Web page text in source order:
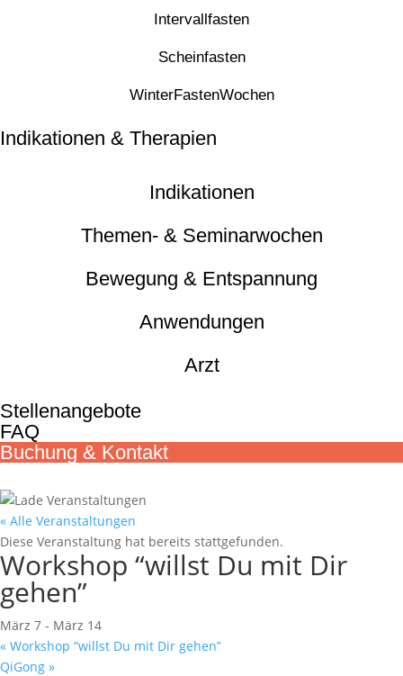
Intervallfasten
Scheinfasten
WinterFastenWochen
Indikationen & Therapien
Indikationen
Themen- & Seminarwochen
Bewegung & Entspannung
Anwendungen
Arzt
Stellenangebote
FAQ
Buchung & Kontakt
« Alle Veranstaltungen
Diese Veranstaltung hat bereits stattgefunden.
Workshop “willst Du mit Dir
gehen”
März 7 - März 14
« Workshop “willst Du mit Dir gehen”
QiGong »